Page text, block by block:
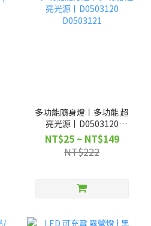
多功能隨身燈丨多功能 超
亮光源丨D0503120
D0503121
NT$25 ~ NT$149
NT$222